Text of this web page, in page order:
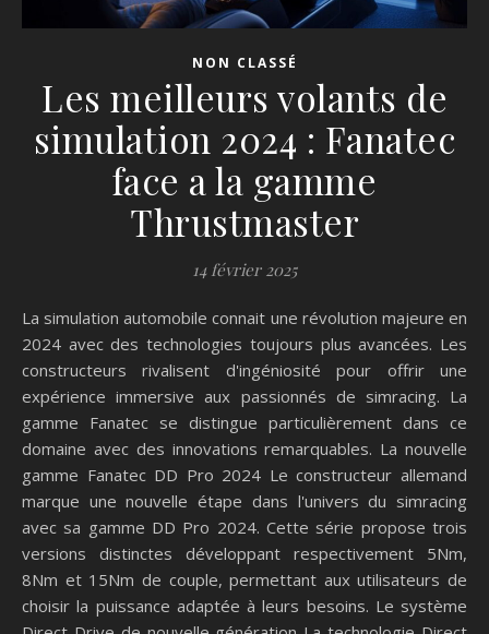
NON CLASSÉ
Les meilleurs volants de
simulation 2024 : Fanatec
face a la gamme
Thrustmaster
14 février 2025
La simulation automobile connait une révolution majeure en
2024 avec des technologies toujours plus avancées. Les
constructeurs rivalisent d'ingéniosité pour offrir une
expérience immersive aux passionnés de simracing. La
gamme Fanatec se distingue particulièrement dans ce
domaine avec des innovations remarquables. La nouvelle
gamme Fanatec DD Pro 2024 Le constructeur allemand
marque une nouvelle étape dans l'univers du simracing
avec sa gamme DD Pro 2024. Cette série propose trois
versions distinctes développant respectivement 5Nm,
8Nm et 15Nm de couple, permettant aux utilisateurs de
choisir la puissance adaptée à leurs besoins. Le système